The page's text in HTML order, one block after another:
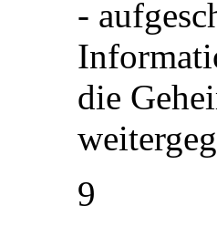
-
die
9